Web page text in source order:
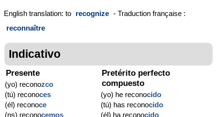
English translation: to recognize - Traduction française :
reconnaître
Indicativo
Presente
(yo) reconozco
(tú) reconoces
(él) reconoce
(ns) reconocemos
Pretérito perfecto
compuesto
(yo) he reconocido
(tú) has reconocido
(él) ha reconocido